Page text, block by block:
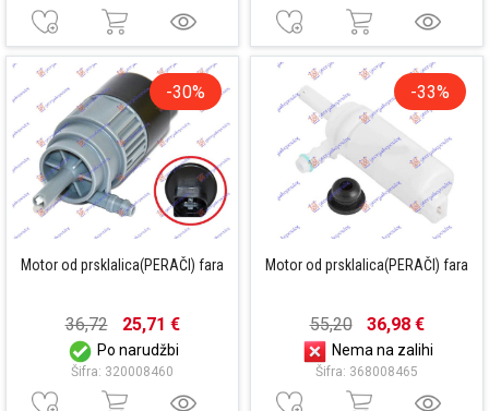
-30%
Motor od prsklalica(PERAČI) fara
36,72 25,71 €
Po narudžbi
Šifra: 320008460
-33%
Motor od prsklalica(PERAČI) fara
55,20 36,98 €
Nema na zalihi
Šifra: 368008465